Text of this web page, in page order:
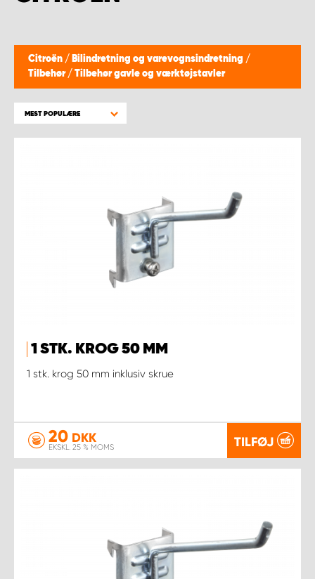
Citroën / Bilindretning og varevognsindretning /
Tilbehør / Tilbehør gavle og værktøjstavler
MEST POPULÆRE
1 STK. KROG 50 MM
1 stk. krog 50 mm inklusiv skrue
20 DKK
EKSKL. 25 % MOMS TILFØJ